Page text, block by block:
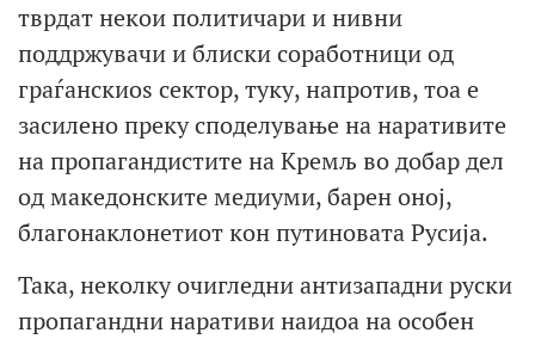
тврдат некои политичари и нивни
поддржувачи и блиски соработници од
граѓанскиоѕ сектор, туку, напротив, тоа е
засилено преку споделување на наративите
на пропагандистите на Кремљ во добар дел
од македонските медиуми, барен оној,
благонаклонетиот кон путиновата Русија.
Така, неколку очигледни антизападни руски
пропагандни наративи наидоа на особен